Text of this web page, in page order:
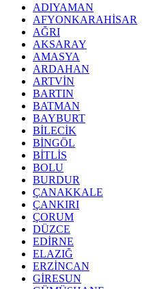
ADIYAMAN
AFYONKARAHİSAR
AĞRI
AKSARAY
AMASYA
ARDAHAN
ARTVİN
BARTIN
BATMAN
BAYBURT
BİLECİK
BİNGÖL
BİTLİS
BOLU
BURDUR
ÇANAKKALE
ÇANKIRI
ÇORUM
DÜZCE
EDİRNE
ELAZIĞ
ERZİNCAN
GİRESUN